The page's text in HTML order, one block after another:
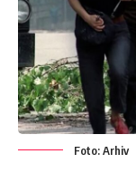
Foto: Arhiv